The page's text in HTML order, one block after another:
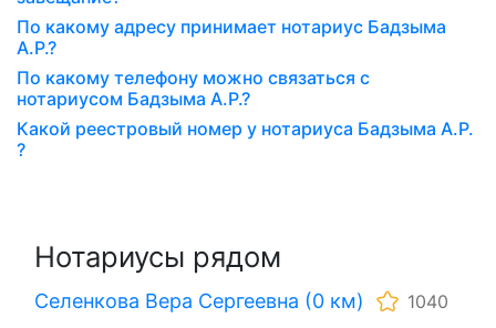
По какому адресу принимает нотариус Бадзыма
А.Р.?
По какому телефону можно связаться с
нотариусом Бадзыма А.Р.?
Какой реестровый номер у нотариуса Бадзыма А.Р.
?
Нотариусы рядом
Селенкова Вера Сергеевна (0 км)
1040